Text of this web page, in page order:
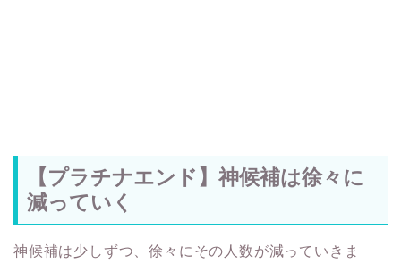
【プラチナエンド】神候補は徐々に
減っていく
神候補は少しずつ、徐々にその人数が減っていきま